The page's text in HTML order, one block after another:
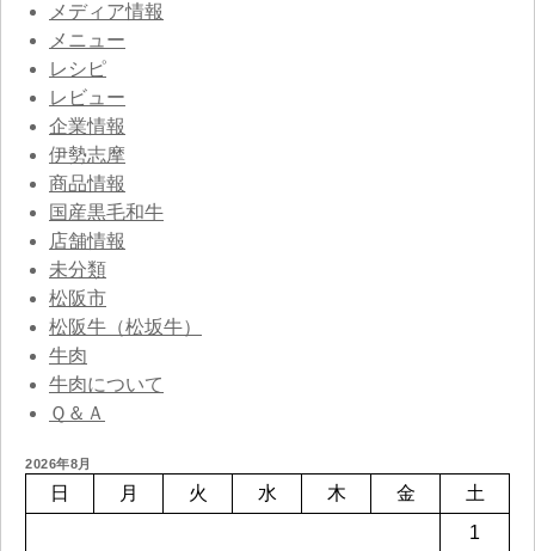
メディア情報
メニュー
レシピ
レビュー
企業情報
伊勢志摩
商品情報
国産黒毛和牛
店舗情報
未分類
松阪市
松阪牛（松坂牛）
牛肉
牛肉について
Ｑ＆Ａ
2026年8月
日 月 火 水 木 金
土
1